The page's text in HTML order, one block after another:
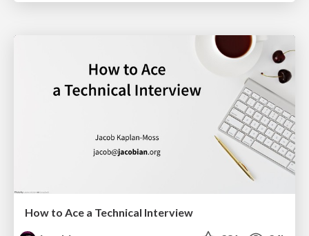
How to Ace a Technical Interview